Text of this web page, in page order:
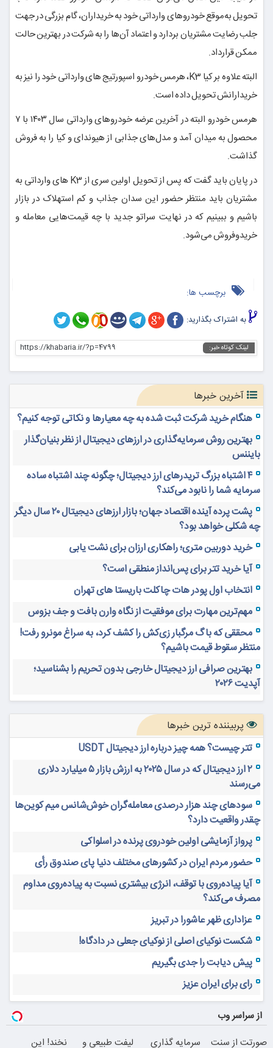
تحویل به‌موقع خودروهای وارداتی خود به خریداران، گام بزرگی در جهت
جلب رضایت مشتریان بردارد و اعتماد آن‌ها را به شرکت در بهترین حالت
ممکن قرارداد.
البته علاوه بر کیا K3، هرمس خودرو اسپورتیج های وارداتی خود را نیز به
خریدارانش تحویل داده است.
هرمس خودرو البته در آخرین عرضه خودروهای وارداتی سال ۱۴۰۳ با ۷
محصول به میدان آمد و مدل‌های جذابی از هیوندای و کیا را به فروش
گذاشت.
در پایان باید گفت که پس از تحویل اولین سری از K3 های وارداتی به
مشتریان باید منتظر حضور این سدان جذاب و کم استهلاک در بازار
باشیم و ببینیم که در نهایت سراتو جدید با چه قیمت‌هایی معامله و
خریدوفروش می‌شود.
برچسب ها:
به اشتراک بگذارید:
لینک کوتاه خبر: https://khabaria.ir/?p=4799
آخرین خبرها
هنگام خرید شرکت ثبت شده به چه معیارها و نکاتی توجه کنیم؟
بهترین روش سرمایه‌گذاری در ارزهای دیجیتال از نظر بنیان‌گذار
بایننس
۴ اشتباه بزرگ تریدرهای ارز دیجیتال؛ چگونه چند اشتباه ساده
سرمایه شما را نابود می‌کند؟
پشت پرده آینده اقتصاد جهان؛ بازار ارزهای دیجیتال ۲۰ سال دیگر
چه شکلی خواهد بود؟
خرید دوربین متری؛ راهکاری ارزان برای نشت یابی
آیا خرید تتر برای پس‌انداز منطقی است؟
انتخاب اول پودر هات چاکلت باریستا های تهران
مهم‌ترین مهارت برای موفقیت از نگاه وارن بافت و جف بزوس
محققی که باگ مرگبار زی‌کش را کشف کرد، به سراغ مونرو رفت!
منتظر سقوط قیمت باشیم؟
بهترین صرافی ارز دیجیتال خارجی بدون تحریم را بشناسید؛
آپدیت ۲۰۲۶
پربیننده ترین خبرها
تتر چیست؟ همه چیز درباره ارز دیجیتال USDT
۲ ارز دیجیتال که در سال ۲۰۲۵ به ارزش بازار ۵ میلیارد دلاری
می‌رسند
سودهای چند هزار درصدی معامله‌گران خوش‌شانس میم کوین‌ها
چقدر واقعیت دارد؟
پرواز آزمایشی اولین خودروی پرنده در اسلواکی
حضور مردم ایران در کشورهای مختلف دنیا پای صندوق رأی
آیا پیاده‌روی با توقف، انرژی بیشتری نسبت به پیاده‌روی مداوم
مصرف می‌کند؟
عزاداری ظهر عاشورا در تبریز
شکست نوکیای اصلی از نوکیای جعلی در دادگاه!
پیش دیابت را جدی بگیریم
رای برای ایران عزیز
از سراسر وب
صورتت از سنت
سرمایه گذاری لیفت طبیعی و نخند! این